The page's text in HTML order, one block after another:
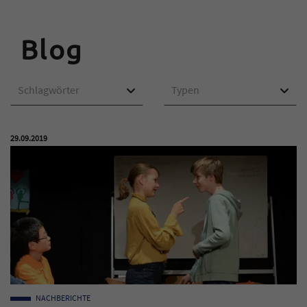
Blog
Schlagwörter Typen
Veröffentlicht am:
29.09.2019
NACHBERICHTE